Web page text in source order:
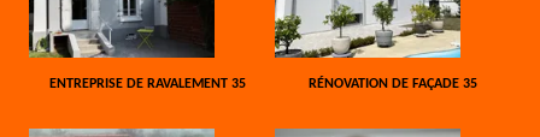
ENTREPRISE DE RAVALEMENT 35 RÉNOVATION DE FAÇADE 35